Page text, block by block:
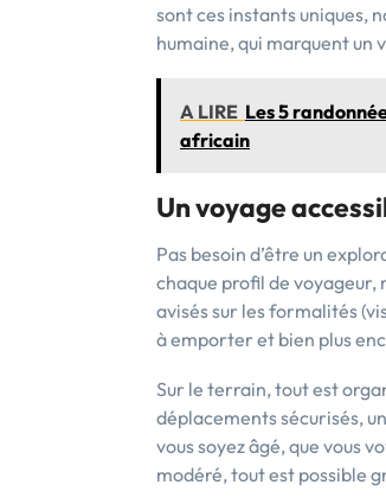
sont ces instants uniques,
humaine, qui marquent un
A LIRE Les 5
africain
Un voyage
Pas besoin d’être un
chaque profil de voyageur,
avisés sur les formalités
à emporter et bien plus
Sur le terrain, tout est
déplacements sécurisés,
vous soyez âgé, que vous
modéré, tout est possible